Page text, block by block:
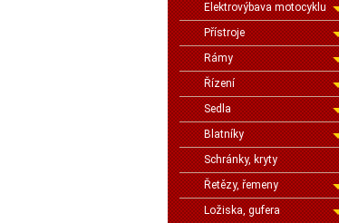
Elektrovýbava motocyklu
Přístroje
Rámy
Řízení
Sedla
Blatníky
Schránky, kryty
Řetězy, řemeny
Ložiska, gufera